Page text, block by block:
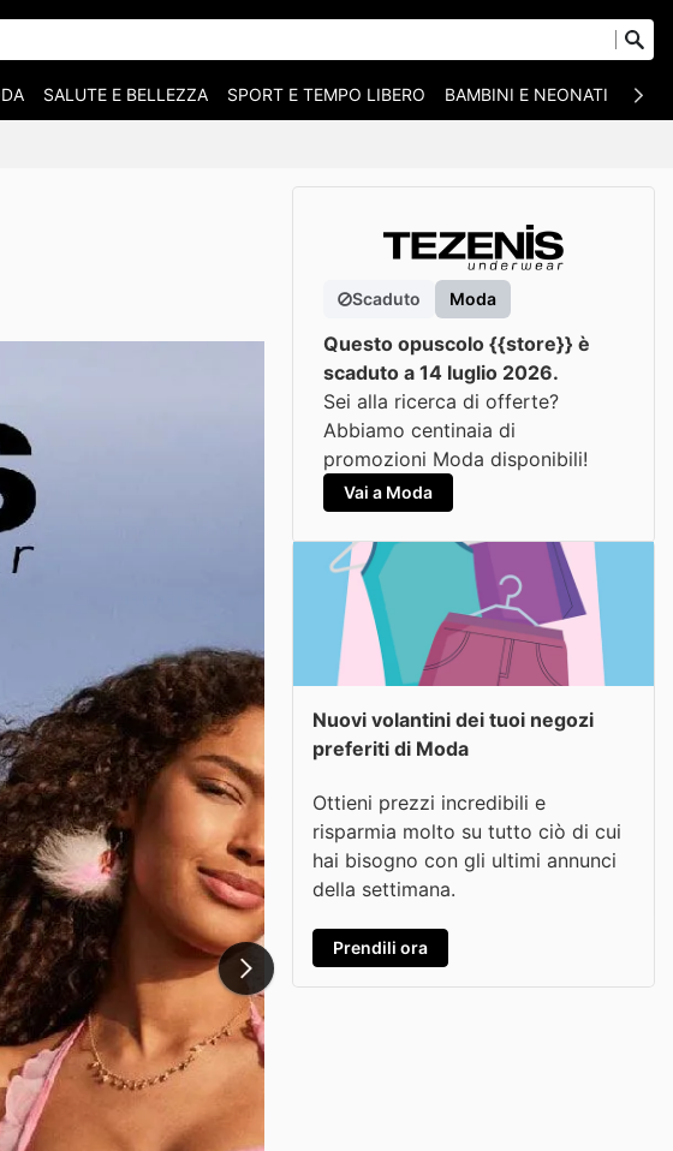
SALUTE E BELLEZZA SPORT E TEMPO LIBERO BAMBINI E NEONATI
Scaduto Moda
Questo opuscolo {{store}} è
scaduto a 14 luglio 2026.
Sei alla ricerca di offerte?
Abbiamo centinaia di
promozioni Moda disponibili!
Vai a Moda
Nuovi volantini dei tuoi negozi
preferiti di Moda
Ottieni prezzi incredibili e
risparmia molto su tutto ciò di cui
hai bisogno con gli ultimi annunci
della settimana.
Prendili ora